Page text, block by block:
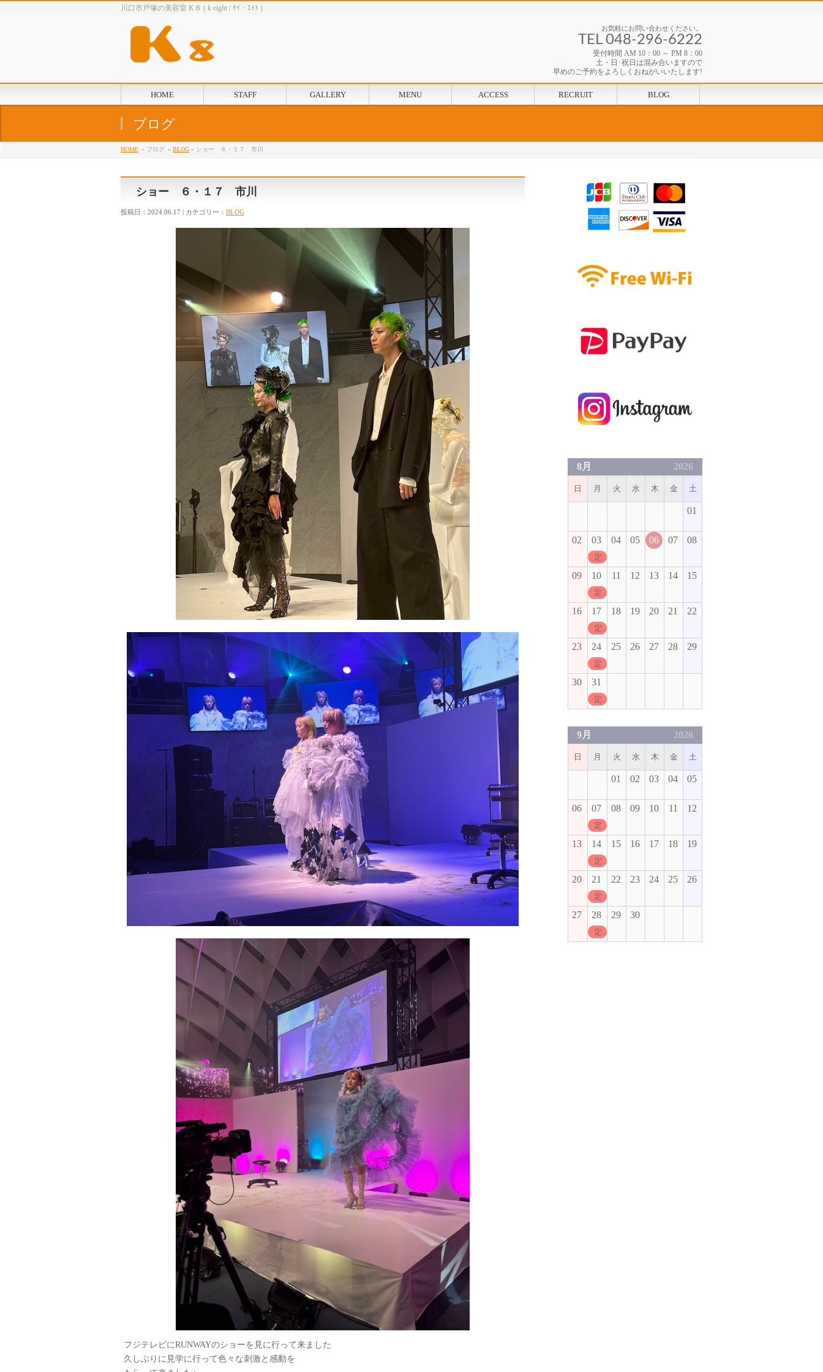
川口市戸塚の美容室 K８ ( k eight / ｹｲ・ｴｲﾄ )
お気軽にお問い合わせください。
TEL 048-296-6222
受付時間 AM 10：00 ～ PM 8：00
土・日･祝日は混み合いますので
早めのご予約をよろしくおねがいいたします!
HOME STAFF GALLERY MENU ACCESS RECRUIT BLOG
ブログ
HOME » ブログ » BLOG » ショー ６・１７ 市川
ショー ６・１７ 市川
投稿日：2024.06.17 | カテゴリー： BLOG
フジテレビにRUNWAYのショーを見に行って来ました
久しぶりに見学に行って色々な刺激と感動を
8月 2026
日 月 火 水 木 金 土
01
02 03
定休日
04 05 06 07 08
09 10
定休日
11 12 13 14 15
16 17
定休日
18 19 20 21 22
23 24
定休日
25 26 27 28 29
30 31
定休日
9月 2026
日 月 火 水 木 金 土
01 02 03 04 05
06 07
定休日
08 09 10 11 12
13 14
定休日
15 16 17 18 19
20 21
定休日
22 23 24 25 26
27 28
定休日
29 30